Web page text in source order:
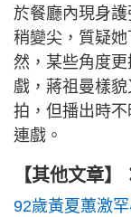
於餐廳內現身
稍變尖，質疑
然，某些角度
戲，蔣祖曼樣
拍，但播出時
連戲。
【其他文章】
92歲黃夏蕙激